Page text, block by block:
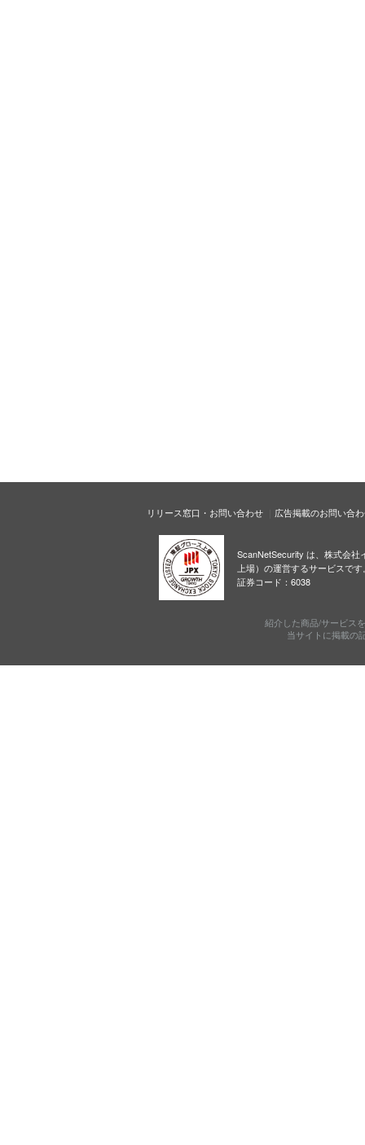
リリース窓口・お問い合わせ 広告掲載のお問い合
ScanNetSecurity は、株式会社
上場）の運営するサービスです
証券コード：6038
紹介した商品/サービス
当サイトに掲載の